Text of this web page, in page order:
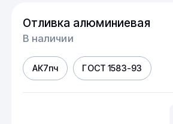
Отливка алюминиевая
В наличии
АК7пч ГОСТ 1583-93